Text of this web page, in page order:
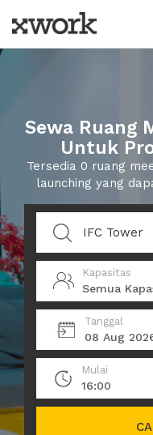
Sewa Ruang
Untuk
Tersedia 0 ruang
launching yang
Kapasitas
Semua
Tanggal
08 Aug
Mulai
16:00